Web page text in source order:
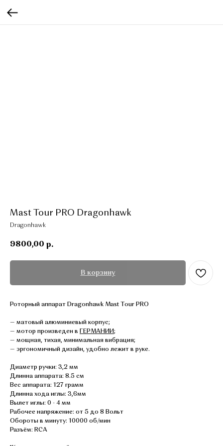
Mast Tour PRO Dragonhawk
Dragonhawk
9800,00 р.
В корзину
Роторный аппарат Dragonhawk Mast Tour PRO
— матовый алюминиевый корпус;
— мотор произведен в
ГЕРМАНИИ;
— мощная, тихая, минимальная вибрация;
— эргономичный дизайн, удобно лежит в руке.
Диаметр ручки: 3,2 мм
Длинна аппарата: 8.5 см
Вес аппарата: 127 грамм
Длинна хода иглы: 3,6мм
Вылет иглы: 0 - 4 мм
Рабочее напряжение: от 5 до 8 Вольт
Обороты в минуту: 10000 об/мин
Разъём: RCA